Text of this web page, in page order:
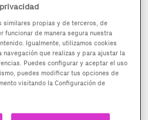
similares propias y de terceros, de
funcionar de manera segura nuestra
Igualmente, utilizamos cookies
que realizas y para ajustar la
Puedes configurar y aceptar el uso
puedes modificar tus opciones de
visitando la Configuración de